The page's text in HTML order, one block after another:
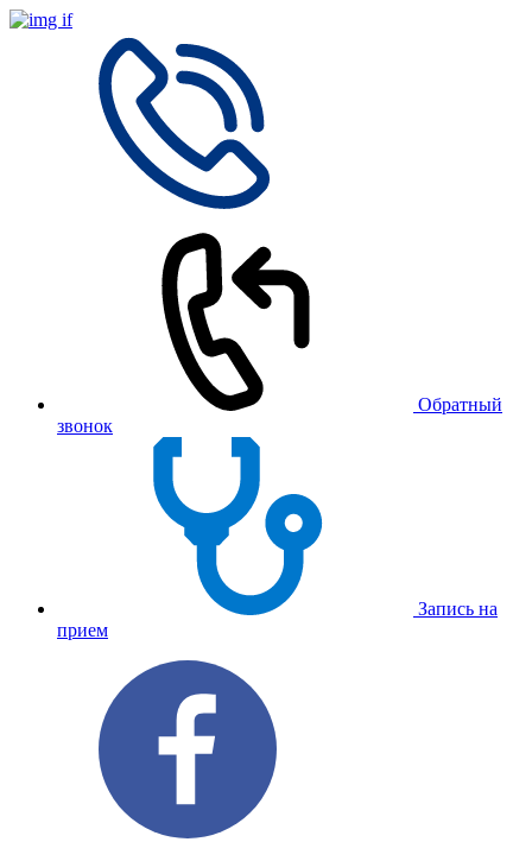
Обратный
звонок
Запись на
прием